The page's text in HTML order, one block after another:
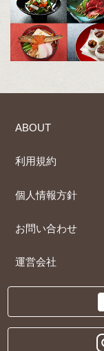
ABOUT
利用規約
個人情報方針
お問い合わせ
運営会社